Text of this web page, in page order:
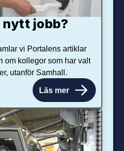
nytt jobb?
vi Portalens artiklar
om kollegor som har valt
utanför Samhall.
Läs mer